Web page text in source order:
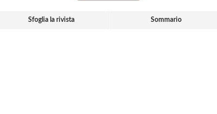
Sfoglia la rivista Sommario